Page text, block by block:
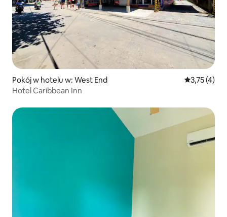
Pokój w hotelu w: West End Średnia
3,75 (4)
Hotel Caribbean Inn